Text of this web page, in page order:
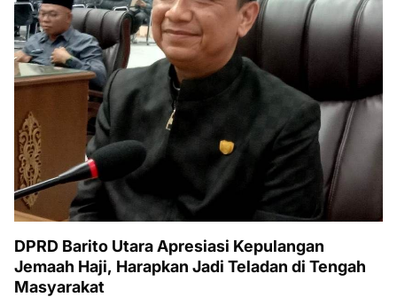
DPRD Barito Utara Apresiasi Kepulangan
Jemaah Haji, Harapkan Jadi Teladan di Tengah
Masyarakat